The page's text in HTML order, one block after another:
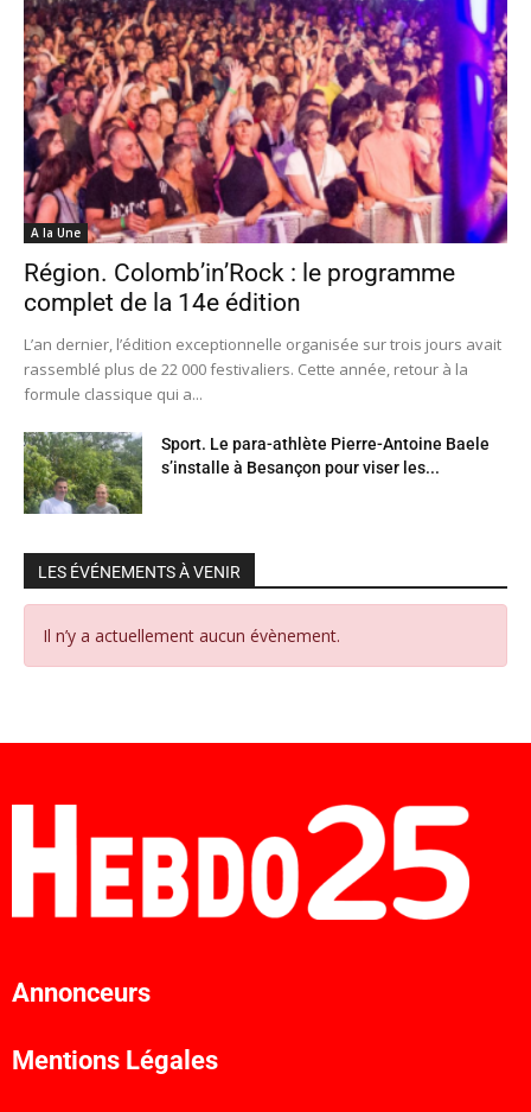
A la Une
Région. Colomb’in’Rock : le programme
complet de la 14e édition
L’an dernier, l’édition exceptionnelle organisée sur trois jours avait
rassemblé plus de 22 000 festivaliers. Cette année, retour à la
formule classique qui a...
Sport. Le para-athlète Pierre-Antoine Baele
s’installe à Besançon pour viser les...
LES ÉVÉNEMENTS À VENIR
Il n’y a actuellement aucun évènement.
Annonceurs
Mentions Légales